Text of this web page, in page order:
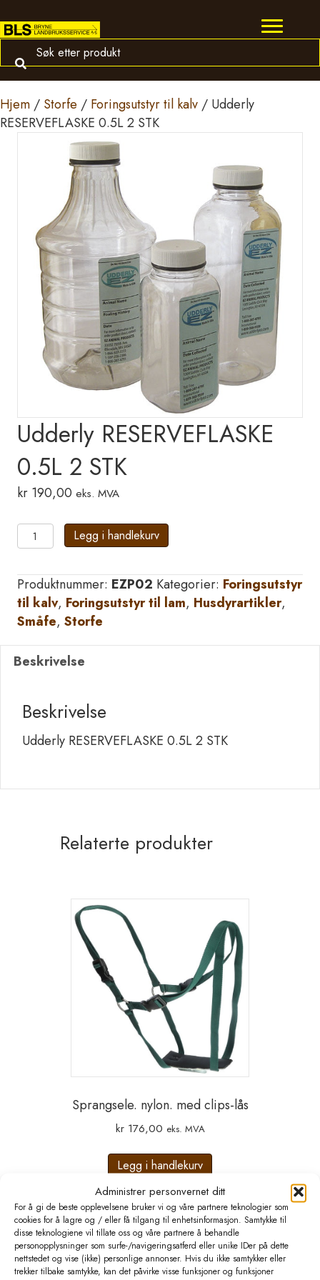
Administrer personvernet ditt
For å gi de beste opplevelsene bruker vi og våre partnere teknologier som
cookies for å lagre og / eller få tilgang til enhetsinformasjon. Samtykke til
disse teknologiene vil tillate oss og våre partnere å behandle
personopplysninger som surfe-/navigeringsatferd eller unike IDer på dette
nettstedet og vise (ikke) personlige annonser. Hvis du ikke samtykker eller
trekker tilbake samtykke, kan det påvirke visse funksjoner og funksjoner
Hjem / Storfe / Foringsutstyr til kalv / Udderly
RESERVEFLASKE 0.5L 2 STK
Udderly RESERVEFLASKE
0.5L 2 STK
kr 190,00 eks. MVA
Udderly
RESERVEFLASKE
2
STK
antall
Legg i handlekurv
Produktnummer: EZP02 Kategorier: Foringsutstyr
til kalv, Foringsutstyr til lam, Husdyrartikler,
Småfe, Storfe
Beskrivelse
Beskrivelse
Udderly RESERVEFLASKE 0.5L 2 STK
Relaterte produkter
Sprangsele. nylon. med clips-lås
kr176,00 eks. MVA
Legg i handlekurv